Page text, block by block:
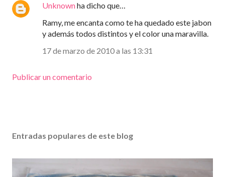
Unknownha dicho que…
Ramy, me encanta como te ha quedado este jabon
y además todos distintos y el color una maravilla.
17 de marzo de 2010 a las 13:31
Publicar un comentario
Entradas populares de este blog